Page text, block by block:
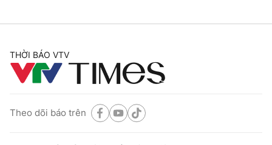
THỜI BÁO VTV
Theo dõi báo trên